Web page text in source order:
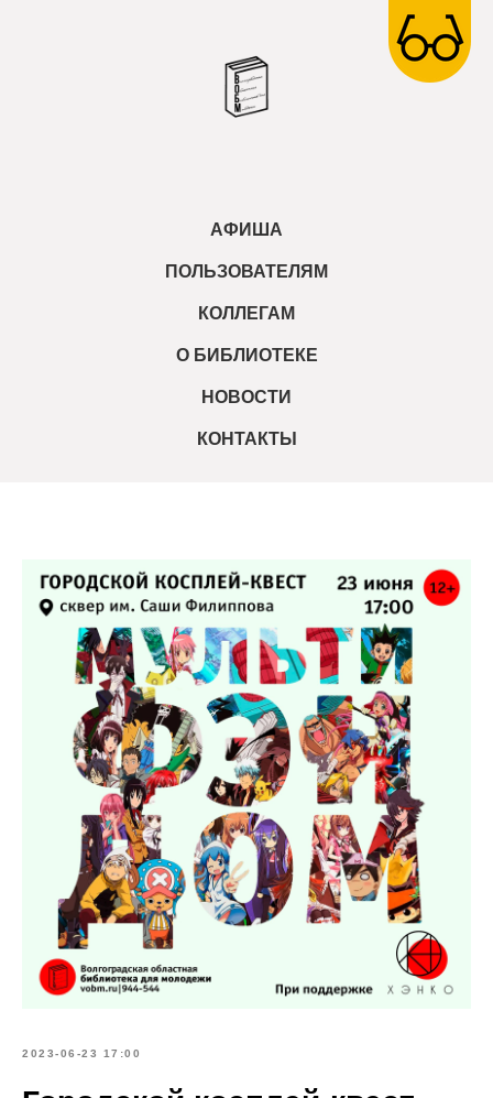
АФИША
ПОЛЬЗОВАТЕЛЯМ
КОЛЛЕГАМ
О БИБЛИОТЕКЕ
НОВОСТИ
КОНТАКТЫ
2023-06-23 17:00